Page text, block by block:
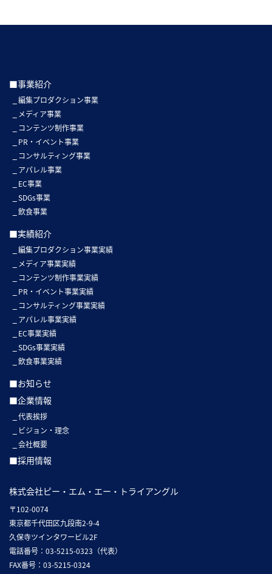
■事業紹介
編集プロダクション事業
メディア事業
コンテンツ制作事業
PR・イベント事業
コンサルティング事業
アパレル事業
EC事業
SDGs事業
飲食事業
■実績紹介
編集プロダクション事業実績
メディア事業実績
コンテンツ制作事業実績
PR・イベント事業実績
コンサルティング事業実績
アパレル事業実績
EC事業実績
SDGs事業実績
飲食事業実績
■お知らせ
■企業情報
代表挨拶
ビジョン・理念
会社概要
■採用情報
株式会社ピー・エム・エー・トライアングル
〒102-0074
東京都千代田区九段南2-9-4
久保寺ツインタワービル2F
電話番号：03-5215-0323（代表）
FAX番号：03-5215-0324